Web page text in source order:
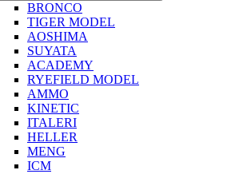
BRONCO
TIGER MODEL
AOSHIMA
SUYATA
ACADEMY
RYEFIELD MODEL
AMMO
KINETIC
ITALERI
HELLER
MENG
ICM